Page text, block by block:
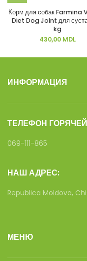
Корм для собак Farmina
Diet Dog Joint для
kg
430,00 MDL
ИНФОРМАЦИЯ
ТЕЛЕФОН
069-111-865
НАШ АДРЕС:
Republica Moldova,
МЕНЮ